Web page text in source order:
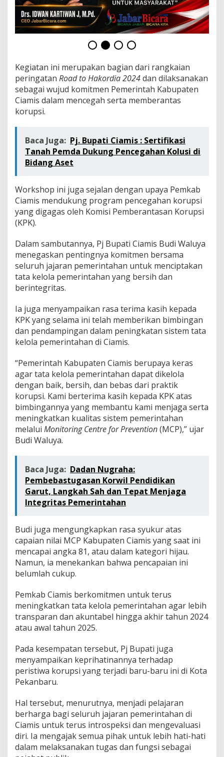
i
p
t
a
k
a
P
e
m
r
a
h
a
n
g
B
i
h
d
a
r
i
n
r
i
t
a
Kegiatan ini merupakan bagian dari rangkaian
peringatan Road to Hakordia 2024dan dilaksanakan
sebagai wujud komitmen Pemerintah Kabupaten
Ciamis dalam mencegah serta memberantas
korupsi.
Baca Juga: Pj. Bupati Ciamis : Sertifikasi
Tanah Pemda Dukung Pencegahan Kolusi di
Bidang Aset
Workshop ini juga sejalan dengan upaya Pemkab
Ciamis mendukung program pencegahan korupsi
yang digagas oleh Komisi Pemberantasan Korupsi
(KPK).
Dalam sambutannya, Pj Bupati Ciamis Budi Waluya
menegaskan pentingnya komitmen bersama
seluruh jajaran pemerintahan untuk menciptakan
tata kelola pemerintahan yang bersih dan
berintegritas.
Ia juga menyampaikan rasa terima kasih kepada
KPK yang selama ini telah memberikan bimbingan
dan pendampingan dalam peningkatan sistem tata
kelola pemerintahan di Ciamis.
“Pemerintah Kabupaten Ciamis berupaya keras
agar tata kelola pemerintahan dapat dikelola
dengan baik, bersih, dan bebas dari praktik
korupsi. Kami berterima kasih kepada KPK atas
bimbingannya yang membantu kami menjaga serta
meningkatkan kualitas sistem pemerintahan
melalui Monitoring Centre for Prevention(MCP),” ujar
Budi Waluya.
Baca Juga: Dadan Nugraha:
Pembebastugasan Korwil Pendidikan
Garut, Langkah Sah dan Tepat Menjaga
Integritas Pemerintahan
Budi juga mengungkapkan rasa syukur atas
capaian nilai MCP Kabupaten Ciamis yang saat ini
mencapai angka 81, atau dalam kategori hijau.
Namun, ia menekankan bahwa pencapaian ini
belumlah cukup.
Pemkab Ciamis berkomitmen untuk terus
meningkatkan tata kelola pemerintahan agar lebih
transparan dan akuntabel hingga akhir tahun 2024
atau awal tahun 2025.
Pada kesempatan tersebut, Pj Bupati juga
menyampaikan keprihatinannya terhadap
peristiwa korupsi yang terjadi baru-baru ini di Kota
Pekanbaru.
Hal tersebut, menurutnya, menjadi pelajaran
berharga bagi seluruh jajaran pemerintahan di
Ciamis untuk terus introspeksi dan mengevaluasi
diri. Ia mengajak semua pihak untuk lebih hati-hati
dalam melaksanakan tugas dan fungsi sebagai